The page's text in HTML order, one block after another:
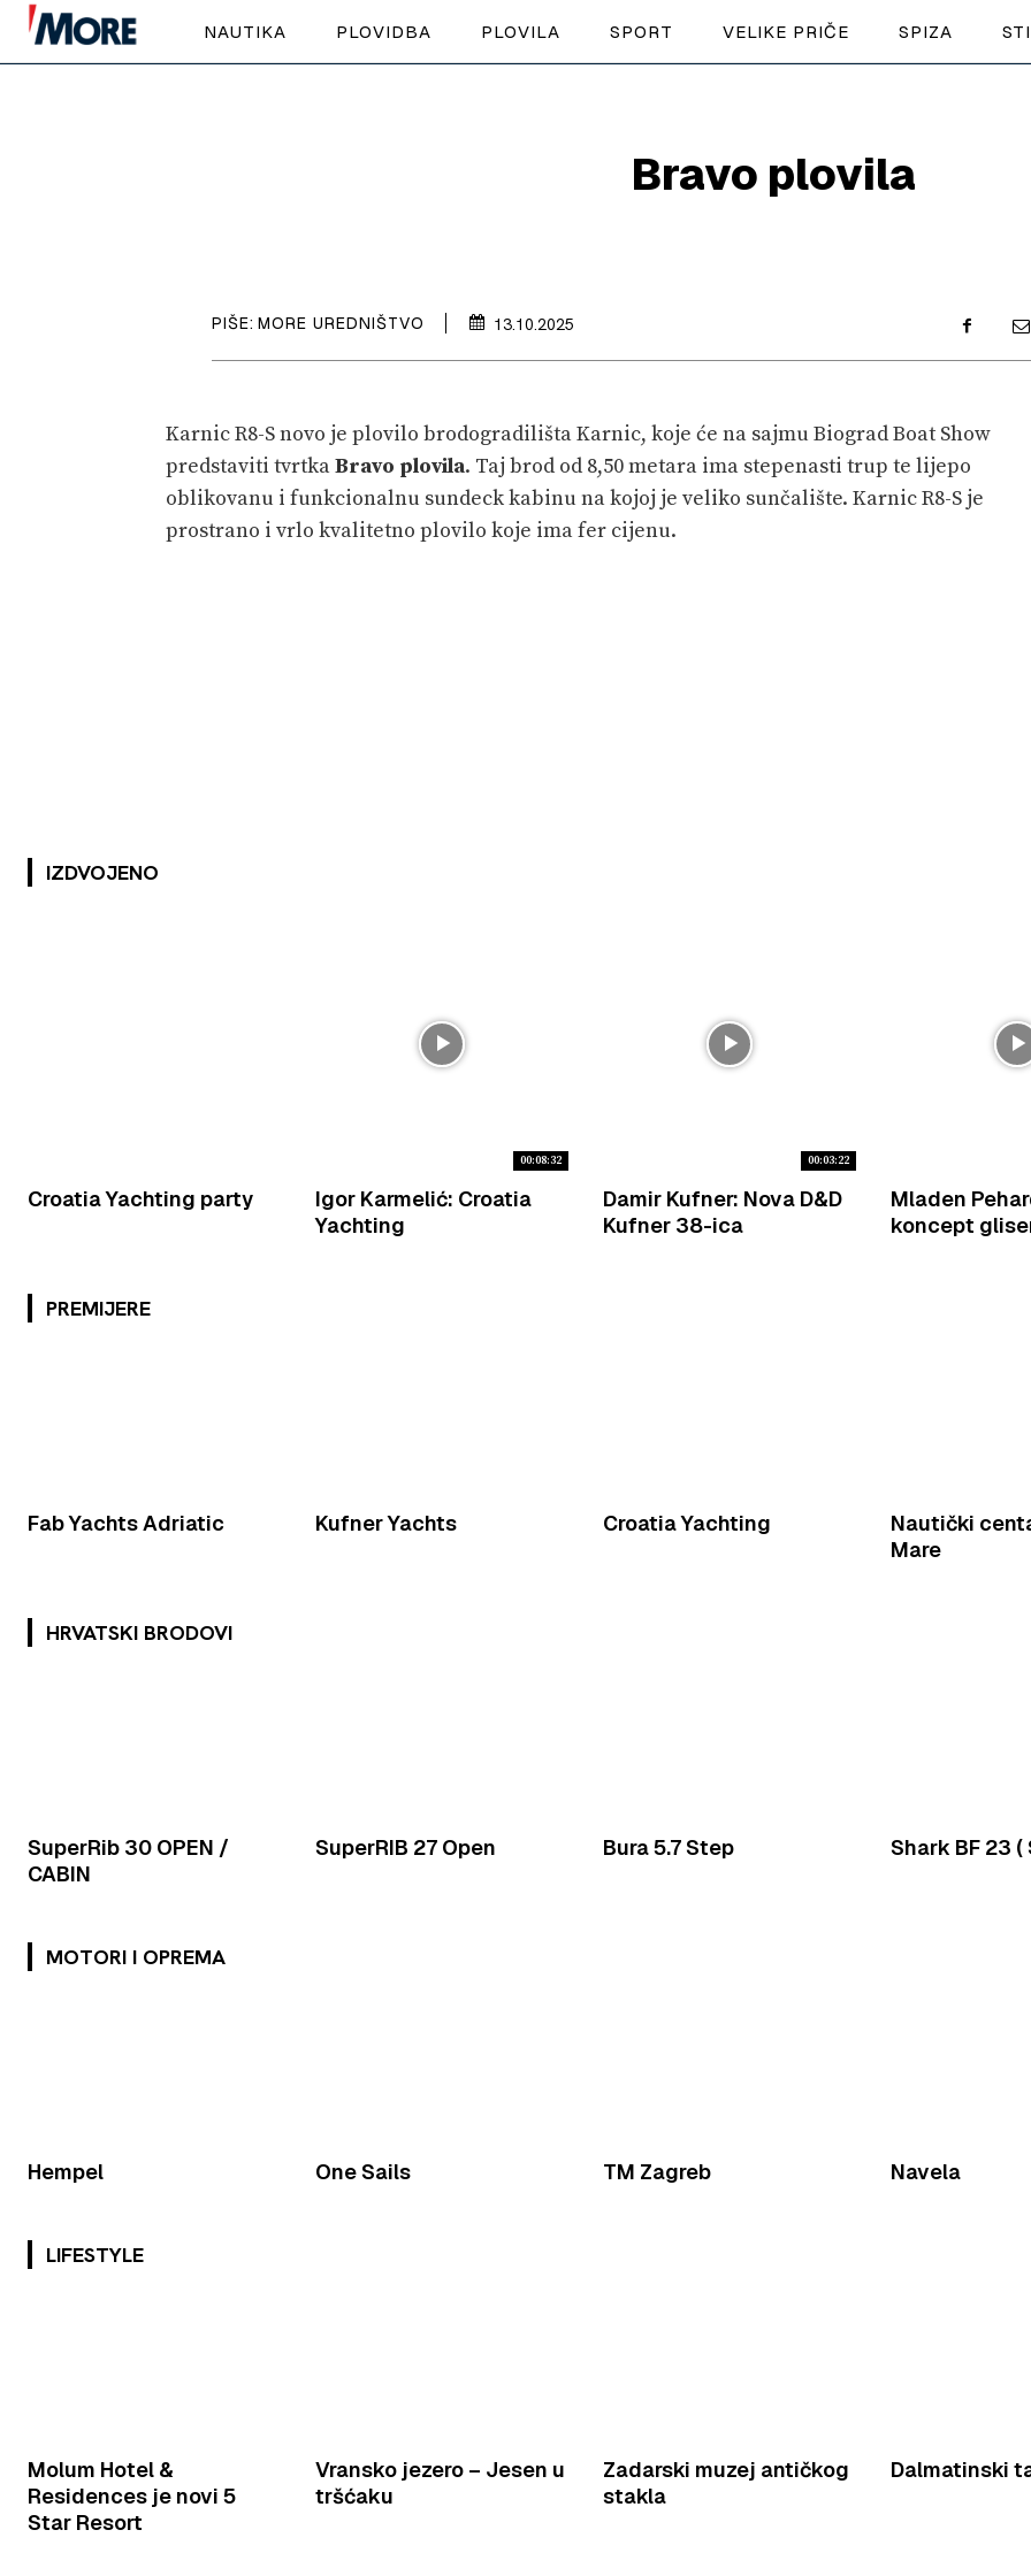
NAUTIKA
SPIZA
PRETPLATA
SHOP
NAUTIKA PLOVIDBA PLOVILA SPORT VELIKE PRIČE SPIZA
Bravo plovila
PIŠE: MORE UREDNIŠTVO 13.10.2025
Karnic R8-S novo je plovilo brodogradilišta Karnic, koje će na sajmu Biograd Boat Show
predstaviti tvrtkaBravo plovila. Taj brod od 8,50 metara ima stepenasti trup te lijepo
oblikovanu i funkcionalnu sundeck kabinu na kojoj je veliko sunčalište. Karnic R8-S je
prostrano i vrlo kvalitetno plovilo koje ima fer cijenu.
IZDVOJENO
Croatia Yachting party
00:08:32
Igor Karmelić: Croatia
Yachting
00:03:22
Damir Kufner: Nova D&D
Kufner 38-ica
Mladen
koncept
PREMIJERE
Fab Yachts Adriatic Kufner Yachts Croatia Yachting
Nautički
Mare
HRVATSKI BRODOVI
SuperRib 30 OPEN /
CABIN
SuperRIB 27 Open Bura 5.7 Step Shark BF 23 (
MOTORI I OPREMA
Hempel One Sails TM Zagreb Navela
LIFESTYLE
Molum Hotel &
Residences je novi 5
Star Resort
Vransko jezero – Jesen u
tršćaku
Zadarski muzej antičkog
stakla
Dalmatinski